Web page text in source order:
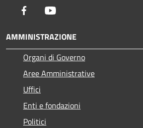
Facebook
AMMINISTRAZIONE
Organi di Governo
Aree Amministrative
Uffici
Enti e fondazioni
Politici